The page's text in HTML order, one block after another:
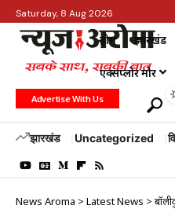
Saturday, 8 Aug 2026
होम झारखंड
एक्सप्लोर मोर
Advertise With Us
झारखंड Uncategorized
News Aroma > Latest News >